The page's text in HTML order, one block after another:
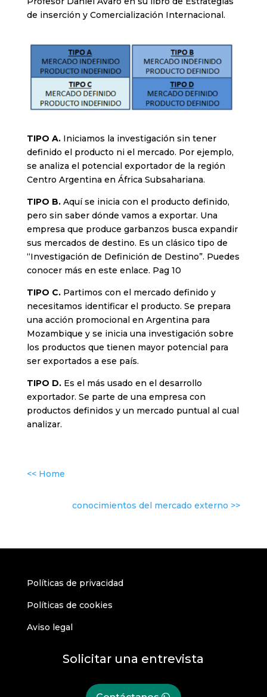
de inserción y Comercialización Internacional.
TIPO A.Iniciamos la investigación sin tener
definido el producto ni el mercado. Por ejemplo,
se analiza el potencial exportador de la región
Centro Argentina en África Subsahariana.
TIPO B.Aquí se inicia con el producto definido,
pero sin saber dónde vamos a exportar. Una
empresa que produce garbanzos busca expandir
sus mercados de destino. Es un clásico tipo de
“Investigación de Definición de Destino”. Puedes
conocer más en este enlace. Pag 10
TIPO C.Partimos con el mercado definido y
necesitamos identificar el producto. Se prepara
una acción promocional en Argentina para
Mozambique y se inicia una investigación sobre
los productos que tienen mayor potencial para
ser exportados a ese país.
TIPO D.Es el más usado en el desarrollo
exportador. Se parte de una empresa con
productos definidos y un mercado puntual al cual
analizar.
<< Home
conocimientos del mercado externo >>
Políticas de privacidad
Políticas de cookies
Aviso legal
Solicitar una entrevista